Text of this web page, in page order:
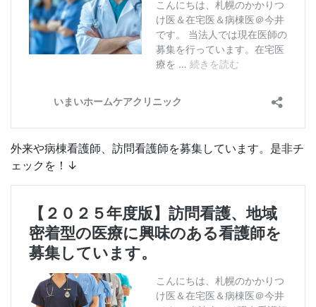
外来や病棟看護師、訪問看護師を募集しています。是非チ
ェックを！↓